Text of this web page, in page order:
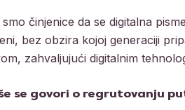
smo činjenice da se digitalna
bez obzira kojoj generaciji
zahvaljujući digitalnim
se govori o regrutovanju